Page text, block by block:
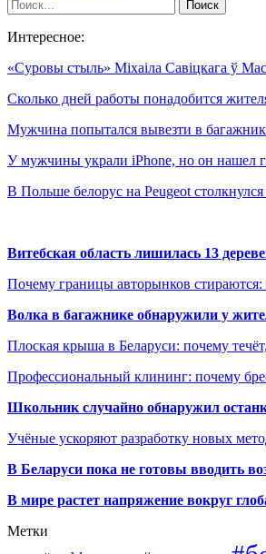
Интересное:
«Суровы стыль» Міхаіла Савіцкага ў
Сколько дней работы понадобится
Мужчина попытался вывезти в
У мужчины украли iPhone, но он нашел
В Польше белорус на Peugeot столкнулся
Витебская область лишилась 13
Почему границы авторынков
Волка в багажнике обнаружили у
Плоская крыша в Беларуси: почему
Профессиональный клининг: почему
Школьник случайно обнаружил
Учёные ускоряют разработку новых
В Беларуси пока не готовы вводить
В мире растет напряжение вокруг
Метки